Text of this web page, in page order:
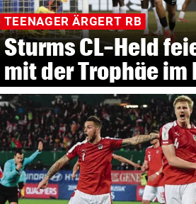
TEENAGER ÄRGERT RB
Sturms CL-Held
mit der Trophäe im